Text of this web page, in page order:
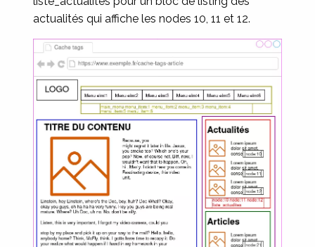
actualités qui affiche les nodes 10, 11 et 12.